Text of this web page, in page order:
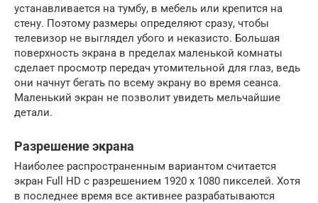
устанавливается на тумбу, в мебель или крепится на
стену. Поэтому размеры определяют сразу, чтобы
телевизор не выглядел убого и неказисто. Большая
поверхность экрана в пределах маленькой комнаты
сделает просмотр передач утомительной для глаз, ведь
они начнут бегать по всему экрану во время сеанса.
Маленький экран не позволит увидеть мельчайшие
детали.
Разрешение экрана
Наиболее распространенным вариантом считается
экран Full HD с разрешением 1920 х 1080 пикселей. Хотя
в последнее время все активнее разрабатываются